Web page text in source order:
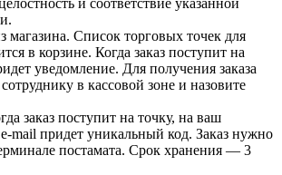
и соответствие указанной
магазина. Список торговых точек для
в корзине. Когда заказ поступит на
уведомление. Для получения заказа
в кассовой зоне и назовите
заказ поступит на точку, на ваш
mail придет уникальный код. Заказ нужно
постамата. Срок хранения — 3